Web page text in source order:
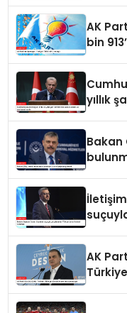
AK
bin
yıllık
İletişim
AK